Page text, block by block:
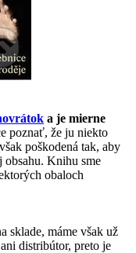
a je mierne
poznať, že ju niekto
poškodená tak, aby
Knihu sme
obaloch
sklade, máme však už
distribútor, preto je